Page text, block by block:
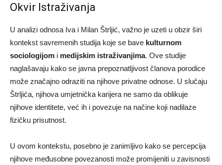
Okvir Istraživanja
U analizi odnosa Iva i Milan Štrljić, važno je uzeti u obzir širi
kontekst savremenih studija koje se bave kulturnom
sociologijom i medijskim istraživanjima. Ove studije
naglašavaju kako se javna prepoznatljivost članova porodice
može značajno odraziti na njihove privatne odnose. U slučaju
Štrljića, njihova umjetnička karijera ne samo da oblikuje
njihove identitete, već ih i povezuje na načine koji nadilaze
fizičku prisutnost.
U ovom kontekstu, posebno je zanimljivo kako se percepcija
njihove međusobne povezanosti može promijeniti u zavisnosti